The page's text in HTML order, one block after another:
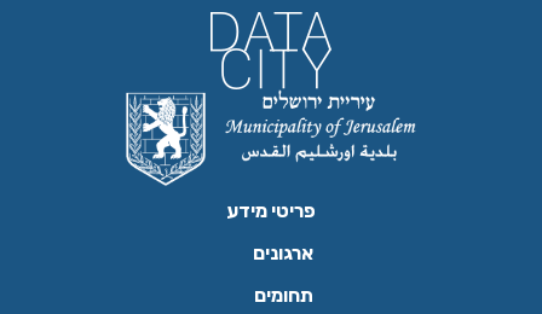
פריטי מידע
ארגונים
תחומים